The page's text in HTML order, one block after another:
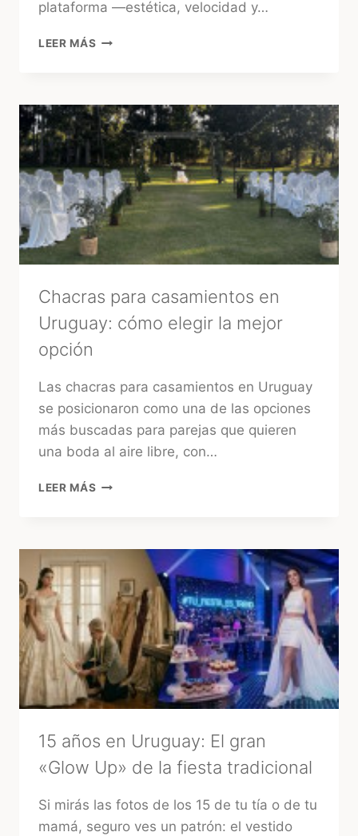
plataforma —estética, velocidad y…
LEER MÁS TUFIESTA:
RÁPIDA
DE
ENCONTRAR
PROVEEDORES
CONFIABLES
EN
URUGUAY
Chacras para casamientos en
Uruguay: cómo elegir la mejor
opción
Las chacras para casamientos en Uruguay
se posicionaron como una de las opciones
más buscadas para parejas que quieren
una boda al aire libre, con…
LEER MÁS CHACRAS
URUGUAY:
CÓMO
ELEGIR
LA
MEJOR
OPCIÓN
15 años en Uruguay: El gran
«Glow Up» de la fiesta tradicional
Si mirás las fotos de los 15 de tu tía o de tu
mamá, seguro ves un patrón: el vestido